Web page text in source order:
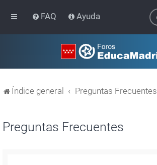
FAQ Ayuda
Índice general Preguntas Frecuentes
Preguntas Frecuentes